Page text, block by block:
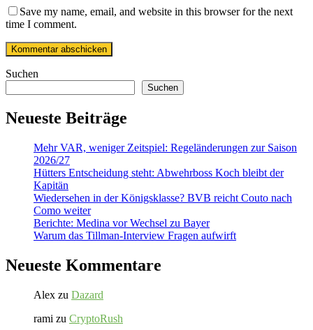
Save my name, email, and website in this browser for the next
time I comment.
Suchen
Suchen
Neueste Beiträge
Mehr VAR, weniger Zeitspiel: Regeländerungen zur Saison
2026/27
Hütters Entscheidung steht: Abwehrboss Koch bleibt der
Kapitän
Wiedersehen in der Königsklasse? BVB reicht Couto nach
Como weiter
Berichte: Medina vor Wechsel zu Bayer
Warum das Tillman-Interview Fragen aufwirft
Neueste Kommentare
Alex zu Dazard
rami zu CryptoRush